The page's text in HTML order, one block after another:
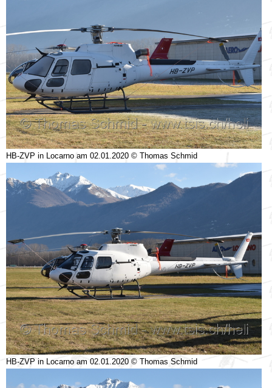
HB-ZVP in Locarno am 02.01.2020 © Thomas Schmid
HB-ZVP in Locarno am 02.01.2020 © Thomas Schmid